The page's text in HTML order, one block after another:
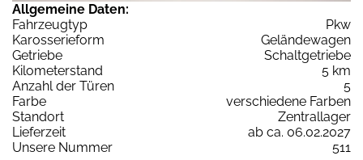
Allgemeine Daten:
Fahrzeugtyp
Pkw
Karosserieform
Geländewagen
Getriebe
Schaltgetriebe
Kilometerstand
5 km
Anzahl der Türen
5
Farbe
verschiedene Farben
Standort
Zentrallager
Lieferzeit
ab ca. 06.02.2027
Unsere Nummer
511